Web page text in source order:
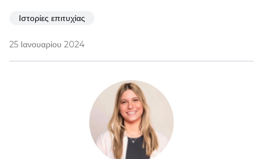
Ιστορίες επιτυχίας
25 Ιανουαρίου 2024